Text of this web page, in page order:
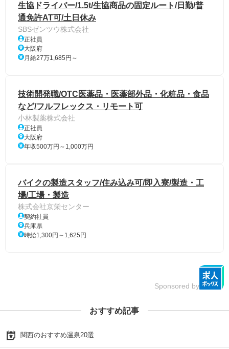
生協ドライバー/1.5t/生協商品の固定ルート/日勤/普
通免許AT可/土日休み
SBSゼンツウ株式会社
正社員
大阪府
月給27万1,685円～
技術開発職/OTC医薬品・医薬部外品・化粧品・食品
など/フルフレックス・リモート可
小林製薬株式会社
正社員
大阪府
年収500万円～1,000万円
バイクの製造スタッフ/住み込み可/即入寮/製造・工
場/工場・製造
株式会社京栄センター
契約社員
兵庫県
時給1,300円～1,625円
Sponsored by
おすすめ記事
関西のおすすめ温泉20選